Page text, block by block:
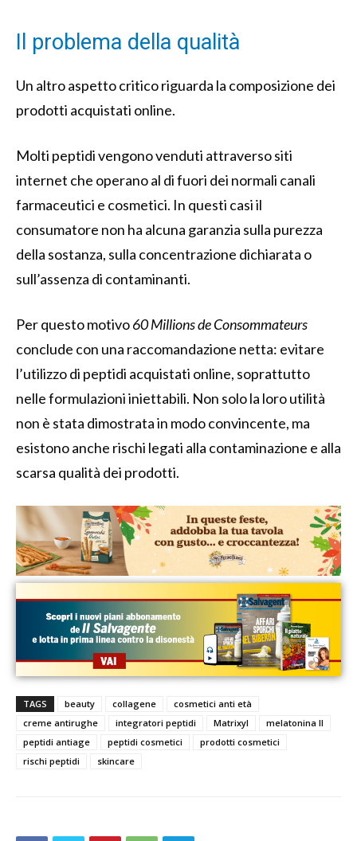
Il problema della qualità
Un altro aspetto critico riguarda la composizione dei
prodotti acquistati online.
Molti peptidi vengono venduti attraverso siti
internet che operano al di fuori dei normali canali
farmaceutici e cosmetici. In questi casi il
consumatore non ha alcuna garanzia sulla purezza
della sostanza, sulla concentrazione dichiarata o
sull’assenza di contaminanti.
Per questo motivo60 Millions de Consommateurs
conclude con una raccomandazione netta: evitare
l’utilizzo di peptidi acquistati online, soprattutto
nelle formulazioni iniettabili. Non solo la loro utilità
non è stata dimostrata in modo convincente, ma
esistono anche rischi legati alla contaminazione e alla
scarsa qualità dei prodotti.
TAGS beauty collagene
cosmetici anti età
creme antirughe
integratori peptidi Matrixyl
melatonina II
peptidi antiage
peptidi cosmetici
prodotti cosmetici
rischi peptidi
skincare